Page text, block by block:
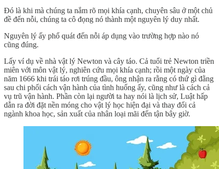
Đó là khi mà chúng ta nắm rõ mọi khía cạnh, chuyên sâu ở một chủ
đề đến nỗi, chúng ta cô đọng nó thành một nguyên lý duy nhất.
Nguyên lý ấy phổ quát đến nỗi áp dụng vào trường hợp nào nó
cũng đúng.
Lấy ví dụ về nhà vật lý Newton và cây táo. Cả tuổi trẻ Newton triền
miên với môn vật lý, nghiên cứu mọi khía cạnh; rồi một ngày của
năm 1666 khi trái táo rơi trúng đầu, ông nhận ra rằng có thứ gì đằng
sau chi phối cách vận hành của tình huống ấy, cũng như là cách cả
vụ trũ vận hành. Phần còn lại người ta hay nói là lịch sử, Luật hấp
dẫn ra đời đặt nền móng cho vật lý học hiện đại và thay đổi cả
ngành khoa học, sản xuất của nhân loại mãi đến tận bây giờ.